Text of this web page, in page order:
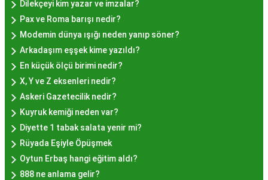
İstanbul genelinde birçok yerel işletme ve
pastane, hayır lokması sunmaktadır. Geleneksel
tatları sevenler için Sultanahmet, Eminönü, ve
Eyüp gibi tarihi semtlerdeki lokantalarda Hayır
Lokması deneyimi daha da özel olabilir. Ayrıca,
Beyoğlu, Kadıköy, ve Beşiktaş gibi modern
semtlerde de bu lezzeti bulabilirsiniz.
Hayır Lokması Fiyatları
İstanbul'da Nasıl?
Dilekçeyi kim yazar ve imzalar?
Pax ve Roma barışı nedir?
Modemin dünya ışığı neden yanıp söner?
Arkadaşım eşşek kime yazıldı?
En küçük ölçü birimi nedir?
X, Y ve Z eksenleri nedir?
Askeri Gazetecilik nedir?
Kuyruk kemiği neden var?
Diyette 1 tabak salata yenir mi?
Rüyada Eşiyle Öpüşmek
Oytun Erbaş hangi eğitim aldı?
888 ne anlama gelir?